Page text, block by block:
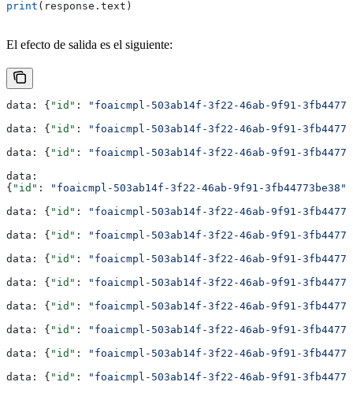
print (response.text)
El efecto de salida es el siguiente:
data: { "id" :
"foaicmpl-503ab14f-3f22-46ab-9f91-
data: { "id" :
"foaicmpl-503ab14f-3f22-46ab-9f91-
data: { "id" :
"foaicmpl-503ab14f-3f22-46ab-9f91-
data:
{ "id" : "foaicmpl-503ab14f-3f22-46ab-9f91-3fb44773be38"
data: { "id" :
"foaicmpl-503ab14f-3f22-46ab-9f91-
data: { "id" :
"foaicmpl-503ab14f-3f22-46ab-9f91-
data: { "id" :
"foaicmpl-503ab14f-3f22-46ab-9f91-
data: { "id" :
"foaicmpl-503ab14f-3f22-46ab-9f91-
data: { "id" :
"foaicmpl-503ab14f-3f22-46ab-9f91-
data: { "id" :
"foaicmpl-503ab14f-3f22-46ab-9f91-
data: { "id" :
"foaicmpl-503ab14f-3f22-46ab-9f91-
data: { "id" :
"foaicmpl-503ab14f-3f22-46ab-9f91-